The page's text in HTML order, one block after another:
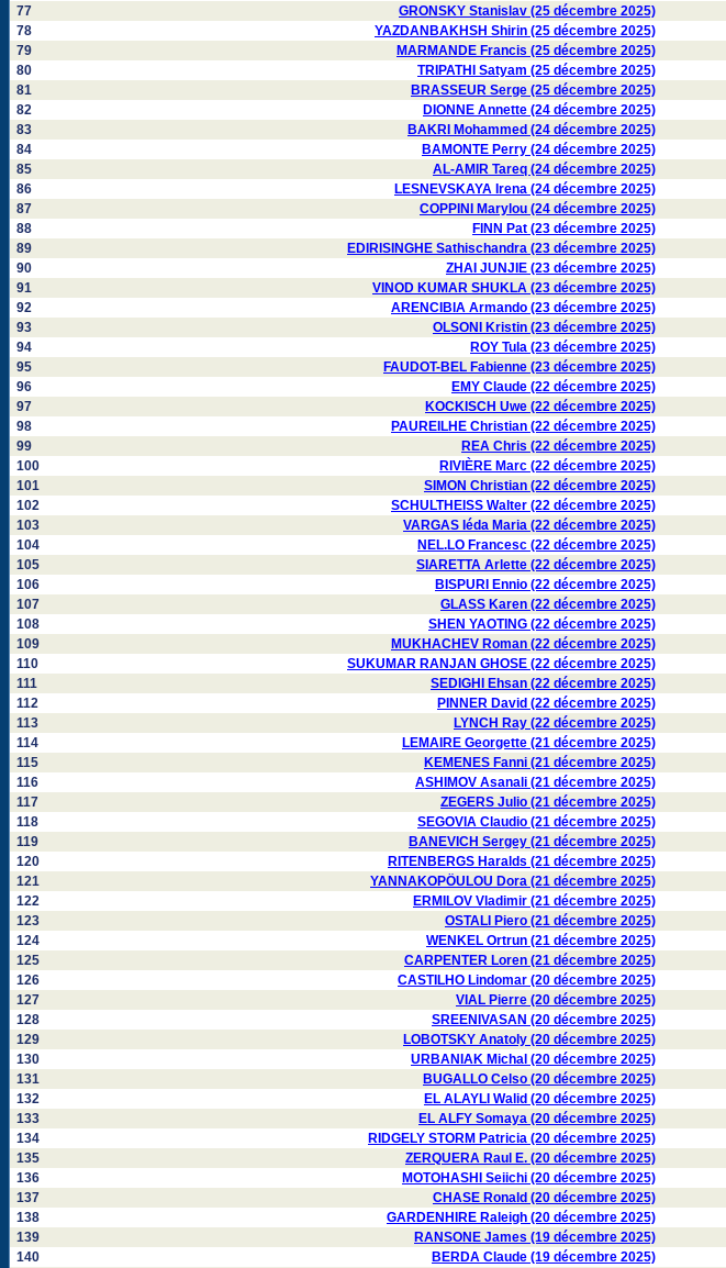
77
GRONSKY Stanislav (25 décembre 2025)
78
YAZDANBAKHSH Shirin (25 décembre 2025)
79
MARMANDE Francis (25 décembre 2025)
80
TRIPATHI Satyam (25 décembre 2025)
81
BRASSEUR Serge (25 décembre 2025)
82
DIONNE Annette (24 décembre 2025)
83
BAKRI Mohammed (24 décembre 2025)
84
BAMONTE Perry (24 décembre 2025)
85
AL-AMIR Tareq (24 décembre 2025)
86
LESNEVSKAYA Irena (24 décembre 2025)
87
COPPINI Marylou (24 décembre 2025)
88
FINN Pat (23 décembre 2025)
89
EDIRISINGHE Sathischandra (23 décembre 2025)
90
ZHAI JUNJIE (23 décembre 2025)
91
VINOD KUMAR SHUKLA (23 décembre 2025)
92
ARENCIBIA Armando (23 décembre 2025)
93
OLSONI Kristin (23 décembre 2025)
94
ROY Tula (23 décembre 2025)
95
FAUDOT-BEL Fabienne (23 décembre 2025)
96
EMY Claude (22 décembre 2025)
97
KOCKISCH Uwe (22 décembre 2025)
98
PAUREILHE Christian (22 décembre 2025)
99
REA Chris (22 décembre 2025)
100
RIVIÈRE Marc (22 décembre 2025)
101
SIMON Christian (22 décembre 2025)
102
SCHULTHEISS Walter (22 décembre 2025)
103
VARGAS Iéda Maria (22 décembre 2025)
104
NEL.LO Francesc (22 décembre 2025)
105
SIARETTA Arlette (22 décembre 2025)
106
BISPURI Ennio (22 décembre 2025)
107
GLASS Karen (22 décembre 2025)
108
SHEN YAOTING (22 décembre 2025)
109
MUKHACHEV Roman (22 décembre 2025)
110
SUKUMAR RANJAN GHOSE (22 décembre 2025)
111
SEDIGHI Ehsan (22 décembre 2025)
112
PINNER David (22 décembre 2025)
113
LYNCH Ray (22 décembre 2025)
114
LEMAIRE Georgette (21 décembre 2025)
115
KEMENES Fanni (21 décembre 2025)
116
ASHIMOV Asanali (21 décembre 2025)
117
ZEGERS Julio (21 décembre 2025)
118
SEGOVIA Claudio (21 décembre 2025)
119
BANEVICH Sergey (21 décembre 2025)
120
RITENBERGS Haralds (21 décembre 2025)
121
YANNAKOPÖULOU Dora (21 décembre 2025)
122
ERMILOV Vladimir (21 décembre 2025)
123
OSTALI Piero (21 décembre 2025)
124
WENKEL Ortrun (21 décembre 2025)
125
CARPENTER Loren (21 décembre 2025)
126
CASTILHO Lindomar (20 décembre 2025)
127
VIAL Pierre (20 décembre 2025)
128
SREENIVASAN (20 décembre 2025)
129
LOBOTSKY Anatoly (20 décembre 2025)
130
URBANIAK Michal (20 décembre 2025)
131
BUGALLO Celso (20 décembre 2025)
132
EL ALAYLI Walid (20 décembre 2025)
133
EL ALFY Somaya (20 décembre 2025)
134
RIDGELY STORM Patricia (20 décembre 2025)
135
ZERQUERA Raul E. (20 décembre 2025)
136
MOTOHASHI Seiichi (20 décembre 2025)
137
CHASE Ronald (20 décembre 2025)
138
GARDENHIRE Raleigh (20 décembre 2025)
139
RANSONE James (19 décembre 2025)
140
BERDA Claude (19 décembre 2025)